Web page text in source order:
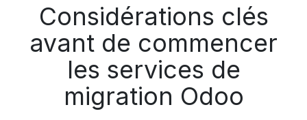
Considérations clés
avant de commencer
les services de
migration Odoo